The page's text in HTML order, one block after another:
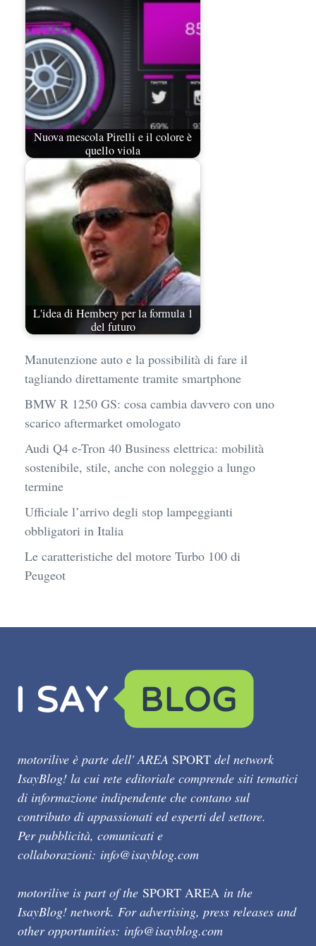
Nuova mescola Pirelli e il colore è
quello viola
L'idea di Hembery per la formula 1
del futuro
Manutenzione auto e la possibilità di fare il
tagliando direttamente tramite smartphone
BMW R 1250 GS: cosa cambia davvero con uno
scarico aftermarket omologato
Audi Q4 e-Tron 40 Business elettrica: mobilità
sostenibile, stile, anche con noleggio a lungo
termine
Ufficiale l’arrivo degli stop lampeggianti
obbligatori in Italia
Le caratteristiche del motore Turbo 100 di
Peugeot
motorilive è parte dell' AREA SPORT del network
IsayBlog! la cui rete editoriale comprende siti tematici
di informazione indipendente che contano sul
contributo di appassionati ed esperti del settore.
Per pubblicità, comunicati e
collaborazioni: info@isayblog.com
motorilive is part of the SPORT AREA in the
IsayBlog! network. For advertising, press releases and
other opportunities: info@isayblog.com